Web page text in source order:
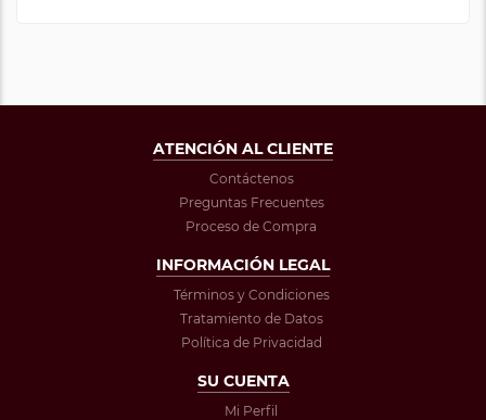
ATENCIÓN AL CLIENTE
Contáctenos
Preguntas Frecuentes
Proceso de Compra
INFORMACIÓN LEGAL
Términos y Condiciones
Tratamiento de Datos
Política de Privacidad
SU CUENTA
Mi Perfil